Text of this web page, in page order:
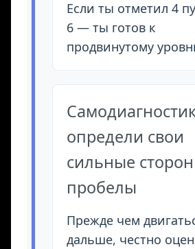
Если ты отметил 4
6 — ты готов к
продвинутому
определи свои
сильные
пробелы
Прежде чем
дальше, честно